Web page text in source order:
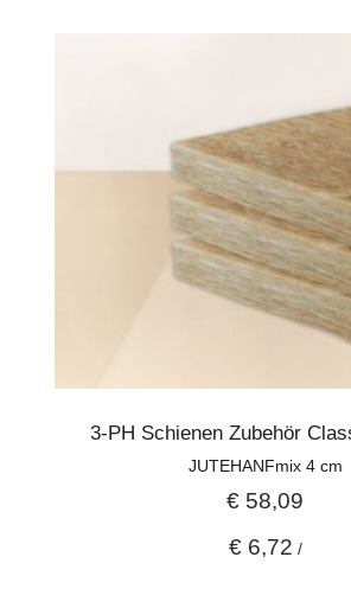
3-PH Schienen Zubehör
JUTEHANFmix 4 cm
€ 58,09
€6,72 /